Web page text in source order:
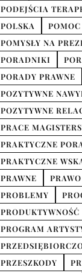
PODEJŚCIA
POLSKA
POMOC
POMYSŁY NA
PORADNIKI
PORADY PRAWNE
POZYTYWNE
POZYTYWNE
PRACE
PRAKTYCZNE
PRAKTYCZNE
PRAWNE
PRAWO
PROBLEMY
PRODUKTYWNOŚĆ
PROGRAM
PRZESZKODY